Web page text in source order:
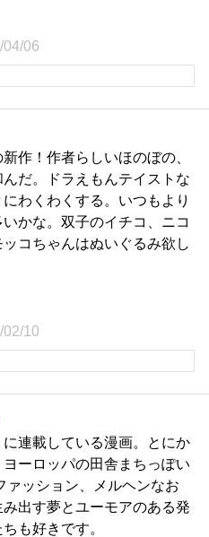
04/06
作！作者らしいほのぼの、
だ。ドラえもんテイストな
わくわくする。いつもより
かな。双子のイチコ、ニコ
コちゃんはぬいぐるみ欲し
02/10
に連載している漫画。とにか
ーロッパの田舎まちっぽい
ァッション、メルヘンなお
出す夢とユーモアのある発
も好きです。